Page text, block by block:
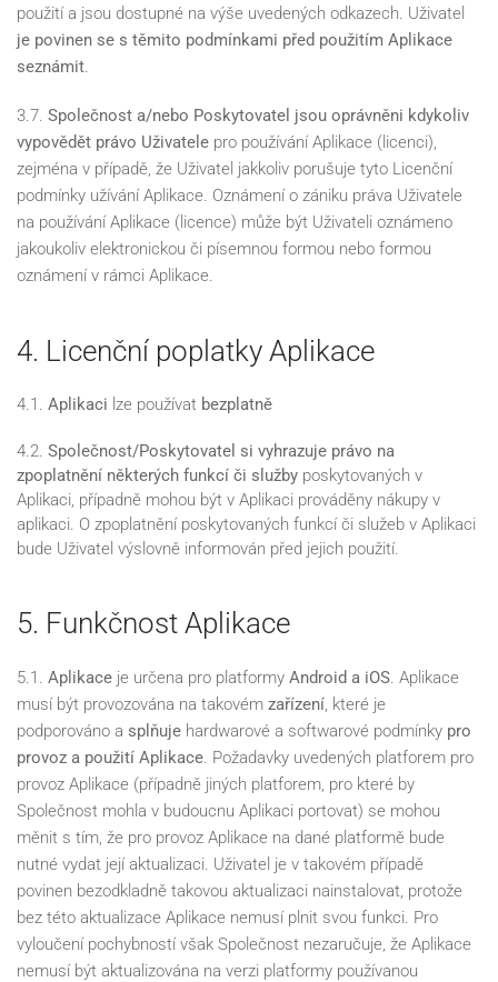
použití a jsou dostupné na výše uvedených odkazech. Uživatel
je povinen se s těmito podmínkami před použitím Aplikace
seznámit.
3.7. Společnost a/nebo Poskytovatel jsou oprávněni kdykoliv
vypovědět právo Uživatele pro používání Aplikace (licenci),
zejména v případě, že Uživatel jakkoliv porušuje tyto Licenční
podmínky užívání Aplikace. Oznámení o zániku práva Uživatele
na používání Aplikace (licence) může být Uživateli oznámeno
jakoukoliv elektronickou či písemnou formou nebo formou
oznámení v rámci Aplikace.
4. Licenční poplatky Aplikace
4.1. Aplikaci lze používat bezplatně
4.2. Společnost/Poskytovatel si vyhrazuje právo na
zpoplatnění některých funkcí či služby poskytovaných v
Aplikaci, případně mohou být v Aplikaci prováděny nákupy v
aplikaci. O zpoplatnění poskytovaných funkcí či služeb v Aplikaci
bude Uživatel výslovně informován před jejich použití.
5. Funkčnost Aplikace
5.1. Aplikace je určena pro platformy Android a iOS. Aplikace
musí být provozována na takovém zařízení, které je
podporováno a splňuje hardwarové a softwarové podmínky pro
provoz a použití Aplikace. Požadavky uvedených platforem pro
provoz Aplikace (případně jiných platforem, pro které by
Společnost mohla v budoucnu Aplikaci portovat) se mohou
měnit s tím, že pro provoz Aplikace na dané platformě bude
nutné vydat její aktualizaci. Uživatel je v takovém případě
povinen bezodkladně takovou aktualizaci nainstalovat, protože
bez této aktualizace Aplikace nemusí plnit svou funkci. Pro
vyloučení pochybností však Společnost nezaručuje, že Aplikace
nemusí být aktualizována na verzi platformy používanou